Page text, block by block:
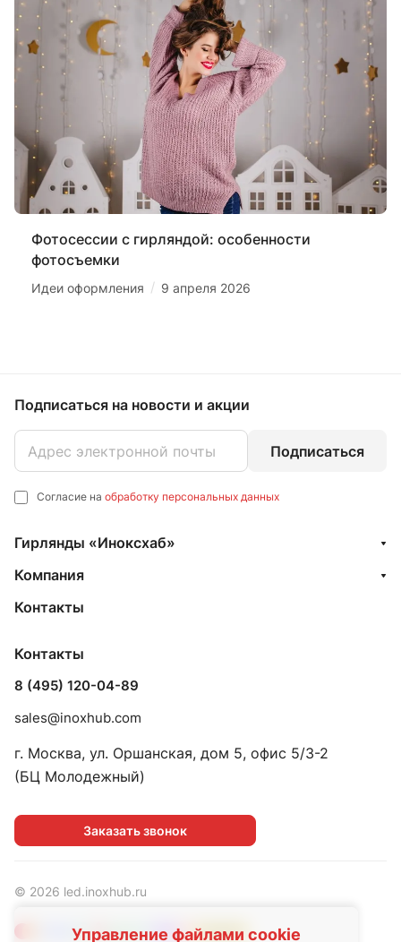
Управление файлами cookie
Фотосессии с гирляндой: особенности
фотосъемки
Идеи оформления / 9 апреля 2026
Подписаться на новости и акции
Подписаться
Согласие на обработку персональных данных
Гирлянды «Иноксхаб»
Компания
Контакты
Контакты
8 (495) 120-04-89
sales@inoxhub.com
г. Москва, ул. Оршанская, дом 5, офис 5/3-2
(БЦ Молодежный)
Заказать звонок
© 2026 led.inoxhub.ru